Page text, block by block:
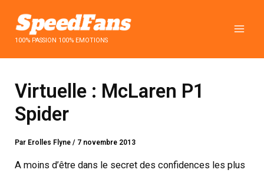
contenu100% PASSION 100% EMOTIONS
Virtuelle : McLaren P1
Spider
Par Erolles Flyne/ 7 novembre 2013
A moins d’être dans le secret des confidences les plus